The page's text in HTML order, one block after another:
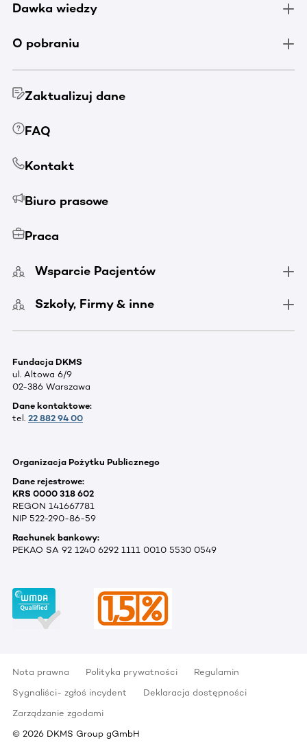
Dawka wiedzy
O pobraniu
Zaktualizuj dane
FAQ
Kontakt
Biuro prasowe
Praca
Wsparcie Pacjentów
Szkoły, Firmy & inne
Fundacja DKMS
ul. Altowa 6/9
02-386 Warszawa
Dane kontaktowe:
tel. 22 882 94 00
Organizacja Pożytku Publicznego
Dane rejestrowe:
KRS 0000 318 602
REGON 141667781
NIP 522-290-86-59
Rachunek bankowy:
PEKAO SA 92 1240 6292 1111 0010 5530 0549
Nota prawna Polityka prywatności
Regulamin
Sygnaliści- zgłoś incydent
Deklaracja dostępności
Zarządzanie zgodami
© 2026 DKMS Group gGmbH